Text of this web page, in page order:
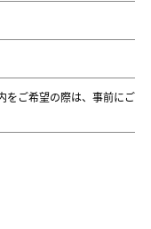
をご希望の際は、事前にご